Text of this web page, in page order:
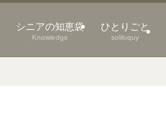
シニアの知恵袋
Knowledge
ひとりごと
soliloquy